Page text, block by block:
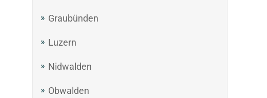
Graubünden
Luzern
Nidwalden
Obwalden